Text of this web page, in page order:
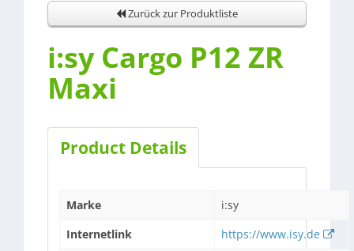
Zurück zur Produktliste
i:sy Cargo P12 ZR
Maxi
Product Details
Marke
i:sy
Internetlink
https://www.isy.de